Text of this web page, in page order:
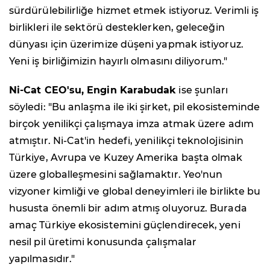
sürdürülebilirliğe hizmet etmek istiyoruz. Verimli iş
birlikleri ile sektörü desteklerken, geleceğin
dünyası için üzerimize düşeni yapmak istiyoruz.
Yeni iş birliğimizin hayırlı olmasını diliyorum."
Ni-Cat CEO'su, Engin Karabudak ise şunları
söyledi: "Bu anlaşma ile iki şirket, pil ekosisteminde
birçok yenilikçi çalışmaya imza atmak üzere adım
atmıştır. Ni-Cat'in hedefi, yenilikçi teknolojisinin
Türkiye, Avrupa ve Kuzey Amerika başta olmak
üzere globalleşmesini sağlamaktır. Yeo'nun
vizyoner kimliği ve global deneyimleri ile birlikte bu
hususta önemli bir adım atmış oluyoruz. Burada
amaç Türkiye ekosistemini güçlendirecek, yeni
nesil pil üretimi konusunda çalışmalar
yapılmasıdır."